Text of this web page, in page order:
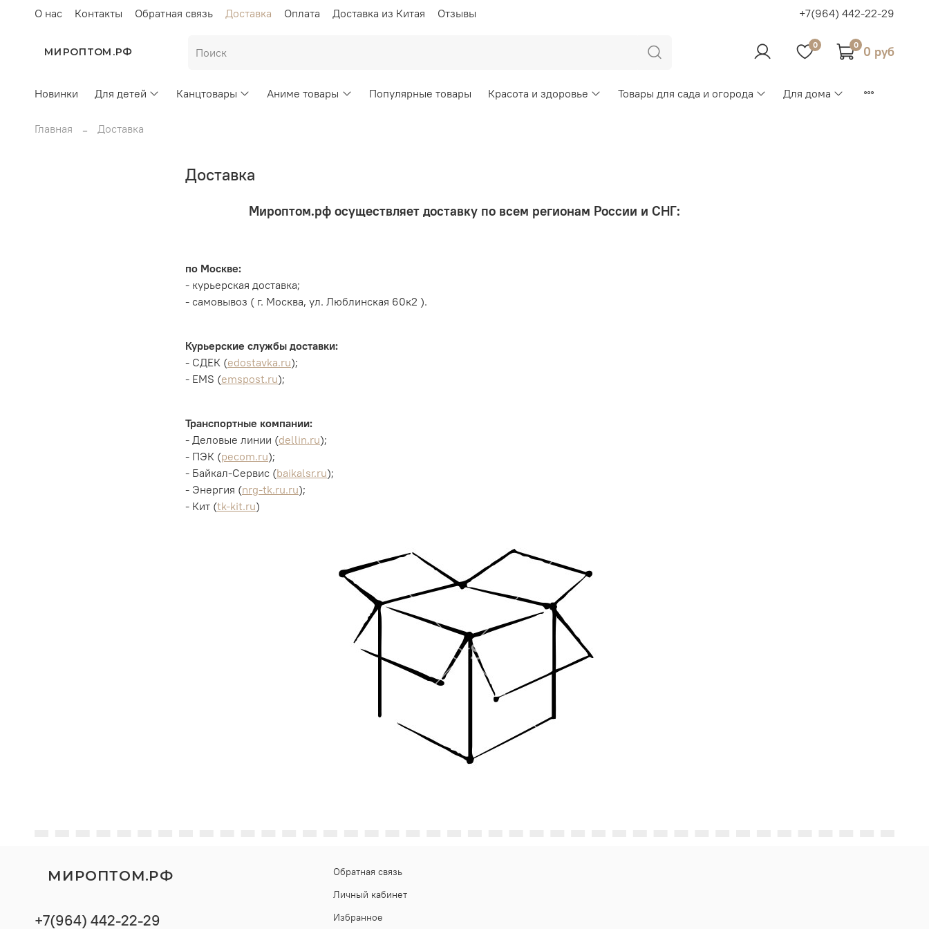
О нас Контакты Обратная связь Доставка Оплата Доставка из Китая Отзывы +7(964) 442-22-29
МИРОПТОМ.РФ
0 0 0 руб
Новинки Для детей Канцтовары Аниме товары Популярные товары Красота и здоровье Товары для сада и огорода Для дома
Главная Доставка
Доставка
Мироптом.рф осуществляет доставку по всем регионам России и СНГ:
по Москве:
- курьерская доставка;
- самовывоз ( г. Москва, ул. Люблинская 60к2 ).
Курьерские службы доставки:
- СДЕК (edostavka.ru);
- ЕМS (emspost.ru);
Транспортные компании:
- Деловые линии (dellin.ru);
- ПЭК (pecom.ru);
- Байкал-Сервис (baikalsr.ru);
- Энергия (nrg-tk.ru.ru);
- Кит (tk-kit.ru)
Обратная связь
Личный кабинет
Избранное
МИРОПТОМ.РФ
+7(964) 442-22-29